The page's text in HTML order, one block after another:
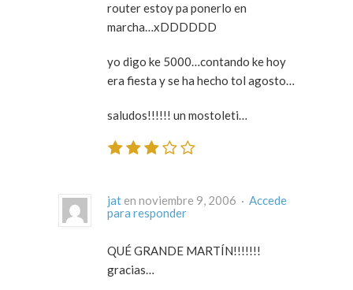
router estoy pa ponerlo en
marcha…xDDDDDD
yo digo ke 5000…contando ke hoy
era fiesta y se ha hecho tol agosto…
saludos!!!!!! un mostoleti…
jat en noviembre 9, 2006 · Accede
para responder
QUÉ GRANDE MARTÍN!!!!!!!
gracias…